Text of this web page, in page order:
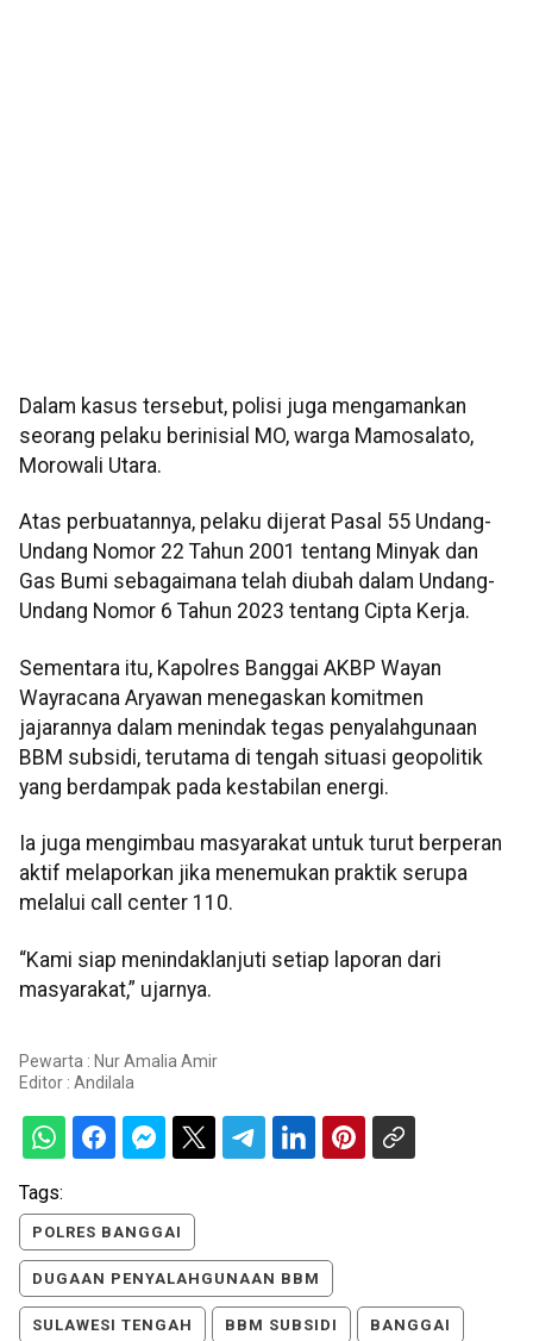
Dalam kasus tersebut, polisi juga mengamankan
seorang pelaku berinisial MO, warga Mamosalato,
Morowali Utara.
Atas perbuatannya, pelaku dijerat Pasal 55 Undang-
Undang Nomor 22 Tahun 2001 tentang Minyak dan
Gas Bumi sebagaimana telah diubah dalam Undang-
Undang Nomor 6 Tahun 2023 tentang Cipta Kerja.
Sementara itu, Kapolres Banggai AKBP Wayan
Wayracana Aryawan menegaskan komitmen
jajarannya dalam menindak tegas penyalahgunaan
BBM subsidi, terutama di tengah situasi geopolitik
yang berdampak pada kestabilan energi.
Ia juga mengimbau masyarakat untuk turut berperan
aktif melaporkan jika menemukan praktik serupa
melalui call center 110.
“Kami siap menindaklanjuti setiap laporan dari
masyarakat,” ujarnya.
Pewarta : Nur Amalia Amir
Editor : Andilala
Tags:
POLRES BANGGAI
DUGAAN PENYALAHGUNAAN BBM
SULAWESI TENGAH BBM SUBSIDI BANGGAI